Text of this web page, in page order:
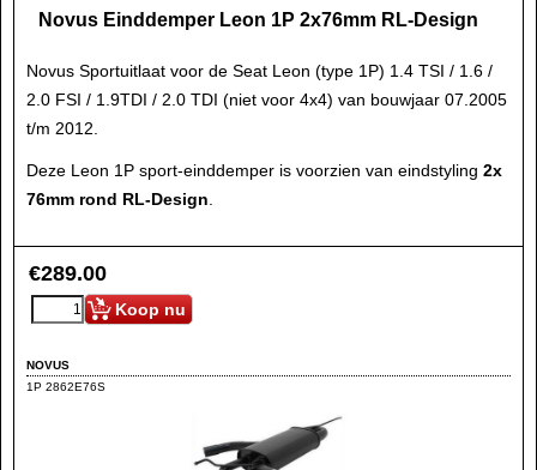
Novus Einddemper Leon 1P 2x76mm RL-Design
Novus Sportuitlaat voor de Seat Leon (type 1P) 1.4 TSI / 1.6 /
2.0 FSI / 1.9TDI / 2.0 TDI (niet voor 4x4) van bouwjaar 07.2005
t/m 2012.
Deze Leon 1P sport-einddemper is voorzien van eindstyling 2x
76mm rond RL-Design
€289.00
Koop nu
NOVUS
1P 2862E76S